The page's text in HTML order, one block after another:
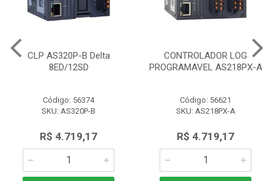
CLP AS320P-B Delta
8ED/12SD
Código: 56374
SKU: AS320P-B
R$ 4.719,17
CONTROLADOR LOG
PROGRAMAVEL AS218PX-A
Código: 56621
SKU: AS218PX-A
R$ 4.719,17